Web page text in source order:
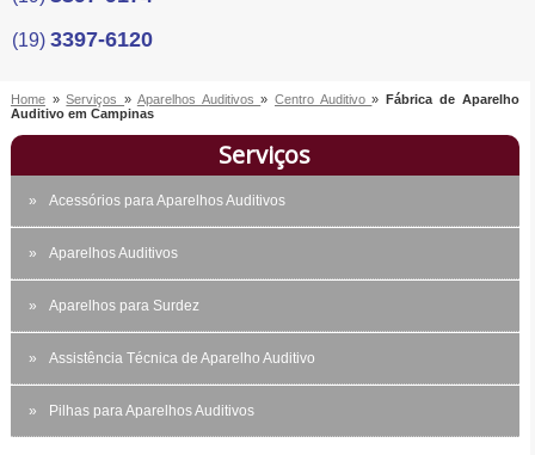
(19) 3397-6120
Home »Serviços» Aparelhos Auditivos» Centro Auditivo»Fábrica de Aparelho
Auditivo em Campinas
Serviços
Acessórios para Aparelhos Auditivos
Aparelhos Auditivos
Aparelhos para Surdez
Assistência Técnica de Aparelho Auditivo
Pilhas para Aparelhos Auditivos